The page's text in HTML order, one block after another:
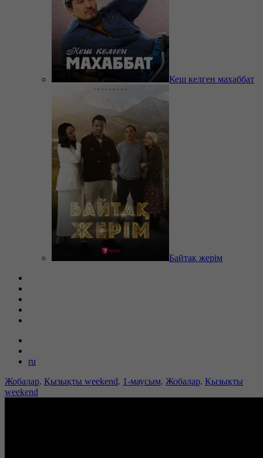
Кеш келген махаббат
Байтақ жерім
ru
Жобалар. Қызықты weekend. 1-маусым. Жобалар. Қызықты
weekend